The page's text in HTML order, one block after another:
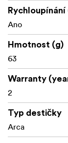
Ano
Hmotnost (g)
63
Warranty
2
Typ destičky
Arca